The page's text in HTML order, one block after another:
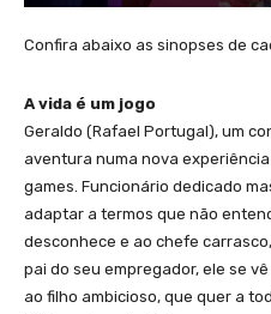
Confira abaixo as sinopses de
A vida é um jogo
Geraldo (Rafael Portugal), um
aventura numa nova
games. Funcionário dedicado
adaptar a termos que não
desconhece e ao chefe
pai do seu empregador, ele se
ao filho ambicioso, que quer a